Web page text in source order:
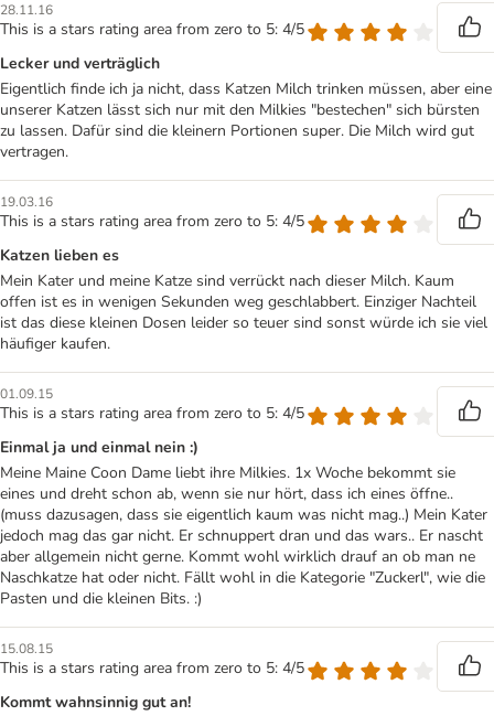
28.11.16
This is a stars rating area from zero to 5: 4/5
Lecker und verträglich
Eigentlich finde ich ja nicht, dass Katzen Milch trinken müssen, aber eine
unserer Katzen lässt sich nur mit den Milkies "bestechen" sich bürsten
zu lassen. Dafür sind die kleinern Portionen super. Die Milch wird gut
vertragen.
19.03.16
This is a stars rating area from zero to 5: 4/5
Katzen lieben es
Mein Kater und meine Katze sind verrückt nach dieser Milch. Kaum
offen ist es in wenigen Sekunden weg geschlabbert. Einziger Nachteil
ist das diese kleinen Dosen leider so teuer sind sonst würde ich sie viel
häufiger kaufen.
01.09.15
This is a stars rating area from zero to 5: 4/5
Einmal ja und einmal nein :)
Meine Maine Coon Dame liebt ihre Milkies. 1x Woche bekommt sie
eines und dreht schon ab, wenn sie nur hört, dass ich eines öffne..
(muss dazusagen, dass sie eigentlich kaum was nicht mag..) Mein Kater
jedoch mag das gar nicht. Er schnuppert dran und das wars.. Er nascht
aber allgemein nicht gerne. Kommt wohl wirklich drauf an ob man ne
Naschkatze hat oder nicht. Fällt wohl in die Kategorie "Zuckerl", wie die
Pasten und die kleinen Bits. :)
15.08.15
This is a stars rating area from zero to 5: 4/5
Kommt wahnsinnig gut an!